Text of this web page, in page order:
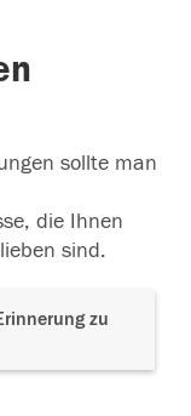
Dir!
sollte man
die Ihnen
sind.
zu